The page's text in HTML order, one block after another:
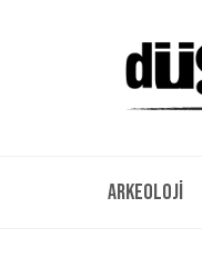
Arkeoloji